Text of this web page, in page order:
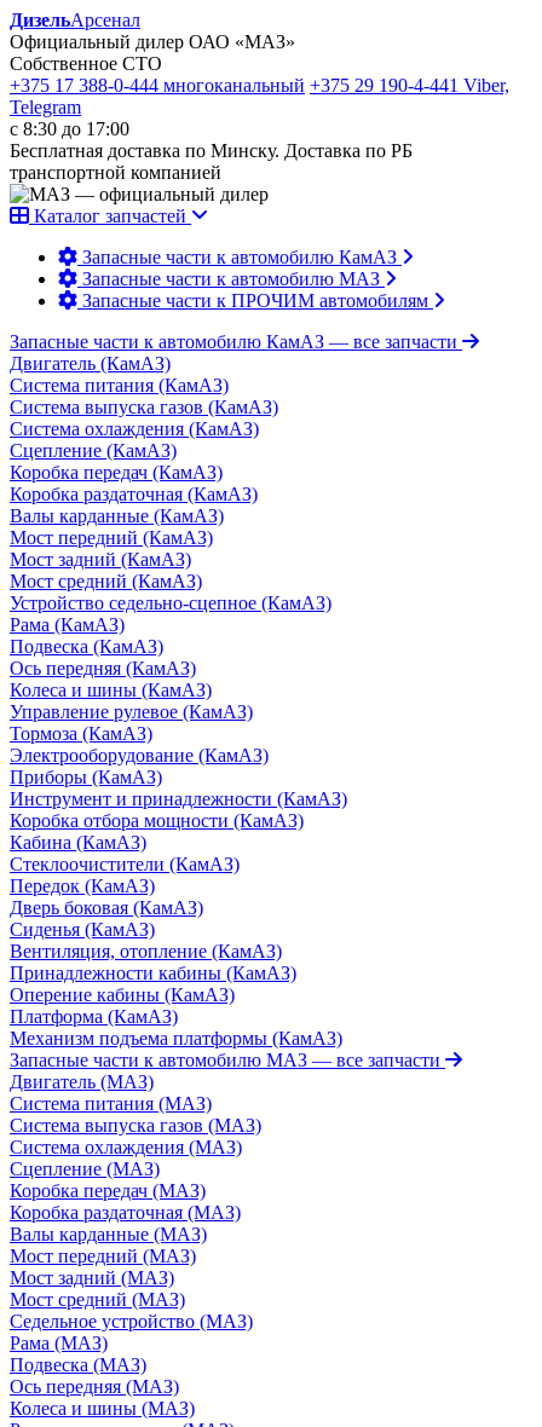
ДизельАрсенал
Официальный дилер ОАО «МАЗ»
Собственное СТО
+375 17 388-0-444 многоканальный +375 29 190-4-441 Viber,
Telegram
с 8:30 до 17:00
Бесплатная доставка по Минску. Доставка по РБ
транспортной компанией
Каталог запчастей
Запасные части к автомобилю КамАЗ
Запасные части к автомобилю МАЗ
Запасные части к ПРОЧИМ автомобилям
Запасные части к автомобилю КамАЗ — все запчасти
Двигатель (КамАЗ)
Система питания (КамАЗ)
Система выпуска газов (КамАЗ)
Система охлаждения (КамАЗ)
Сцепление (КамАЗ)
Коробка передач (КамАЗ)
Коробка раздаточная (КамАЗ)
Валы карданные (КамАЗ)
Мост передний (КамАЗ)
Мост задний (КамАЗ)
Мост средний (КамАЗ)
Устройство седельно-сцепное (КамАЗ)
Рама (КамАЗ)
Подвеска (КамАЗ)
Ось передняя (КамАЗ)
Колеса и шины (КамАЗ)
Управление рулевое (КамАЗ)
Тормоза (КамАЗ)
Электрооборудование (КамАЗ)
Приборы (КамАЗ)
Инструмент и принадлежности (КамАЗ)
Коробка отбора мощности (КамАЗ)
Кабина (КамАЗ)
Стеклоочистители (КамАЗ)
Передок (КамАЗ)
Дверь боковая (КамАЗ)
Сиденья (КамАЗ)
Вентиляция, отопление (КамАЗ)
Принадлежности кабины (КамАЗ)
Оперение кабины (КамАЗ)
Платформа (КамАЗ)
Механизм подъема платформы (КамАЗ)
Запасные части к автомобилю МАЗ — все запчасти
Двигатель (МАЗ)
Система питания (МАЗ)
Система выпуска газов (МАЗ)
Система охлаждения (МАЗ)
Сцепление (МАЗ)
Коробка передач (МАЗ)
Коробка раздаточная (МАЗ)
Валы карданные (МАЗ)
Мост передний (МАЗ)
Мост задний (МАЗ)
Мост средний (МАЗ)
Седельное устройство (МАЗ)
Рама (МАЗ)
Подвеска (МАЗ)
Ось передняя (МАЗ)
Колеса и шины (МАЗ)